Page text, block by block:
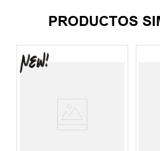
PRODUCTOS